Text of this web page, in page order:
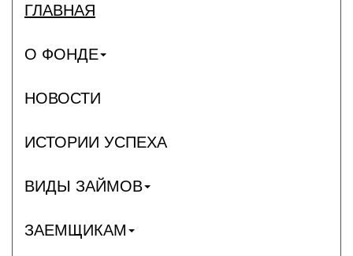
ГЛАВНАЯ
О ФОНДЕ
НОВОСТИ
ИСТОРИИ УСПЕХА
ВИДЫ ЗАЙМОВ
ЗАЕМЩИКАМ